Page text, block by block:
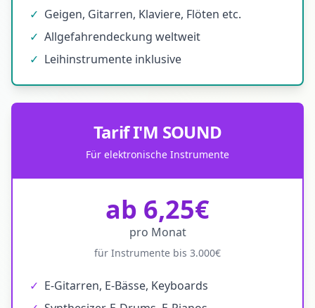
✓ Geigen, Gitarren, Klaviere, Flöten etc.
✓ Allgefahrendeckung weltweit
✓ Leihinstrumente inklusive
Tarif I'M SOUND
Für elektronische Instrumente
ab 6,25€
pro Monat
für Instrumente bis 3.000€
✓ E-Gitarren, E-Bässe, Keyboards